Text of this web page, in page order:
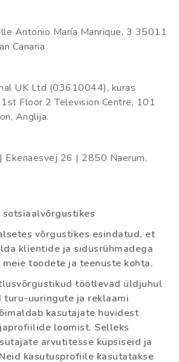
Antonio María Manrique, 3 35011
Canaria
UK Ltd (03610044), kuras
Floor 2 Television Centre, 101
Anglija.
Ekenaesvej 26 | 2850 Naerum,
võrgustikes esindatud, et
klientide ja sidusrühmadega
toodete ja teenuste kohta.
töötlevad üldjuhul
turu-uuringute ja reklaami
kasutajate huvidest
loomist. Selleks
arvutitesse küpsiseid ja
kasutusprofiile kasutatakse